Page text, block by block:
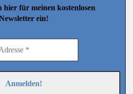
hier für meinen kostenlosen
ein!